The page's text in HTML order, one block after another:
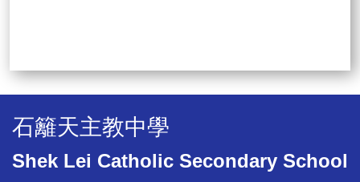
石籬天主教中學
Shek Lei Catholic Secondary School